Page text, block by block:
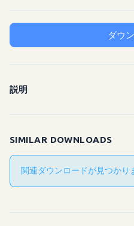
ダウ
説明
SIMILAR DOWNLOADS
関連ダウンロードが見つかり